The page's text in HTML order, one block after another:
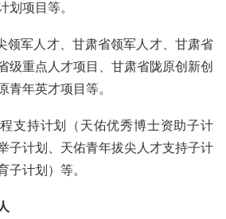
划项目等。
领军人才、甘肃省领军人才、甘肃省
级重点人才项目、甘肃省陇原创新创
青年英才项目等。
支持计划（天佑优秀博士资助子计
子计划、天佑青年拔尖人才支持子计
子计划）等。